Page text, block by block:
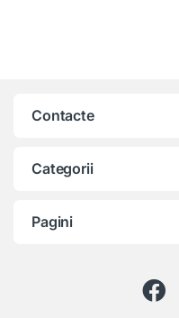
Contacte
Categorii
Pagini